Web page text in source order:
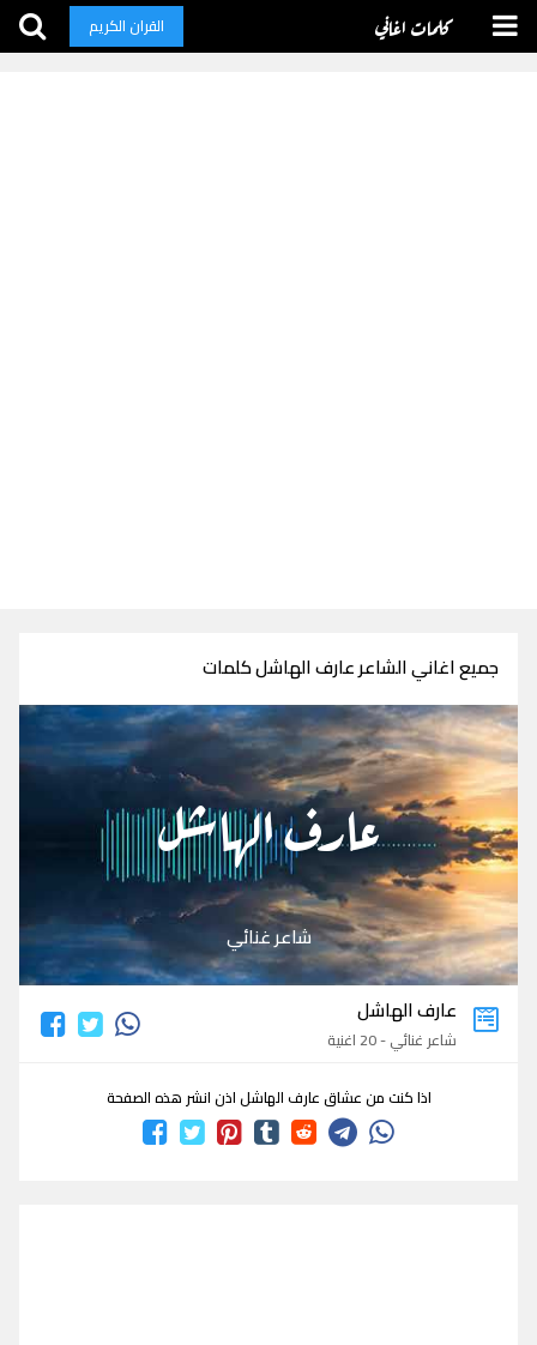
كلمات اغاني القران الكريم
جميع اغاني الشاعر عارف الهاشل كلمات
عارف الهاشل
شاعر غنائي
عارف الهاشل
شاعر غنائي - 20 اغنية
اذا كنت من عشاق عارف الهاشل اذن انشر هذه الصفحة